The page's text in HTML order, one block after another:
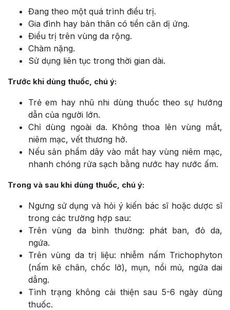
Đang theo một quá trình điều trị.
Gia đình hay bản thân có tiền căn dị ứng.
Điều trị trên vùng da rộng.
Chàm nặng.
Sử dụng liên tục trong thời gian dài.
Trước khi dùng thuốc, chú ý:
Trẻ em hay nhũ nhi dùng thuốc theo sự hướng
dẫn của người lớn.
Chỉ dùng ngoài da. Không thoa lên vùng mắt,
niêm mạc, vết thương hở.
Nếu sản phẩm dây vào mắt hay vùng niêm mạc,
nhanh chóng rửa sạch bằng nước hay nước ấm.
Trong và sau khi dùng thuốc, chú ý:
Ngưng sử dụng và hỏi ý kiến bác sĩ hoặc dược sĩ
trong các trường hợp sau:
Trên vùng da bình thường: phát ban, đỏ da,
ngứa.
Trên vùng da trị liệu: nhiễm nấm Trichophyton
(nấm kẽ chân, chốc lở), mụn, nổi mủ, ngứa dai
dẳng.
Tình trạng không cải thiện sau 5-6 ngày dùng
thuốc.